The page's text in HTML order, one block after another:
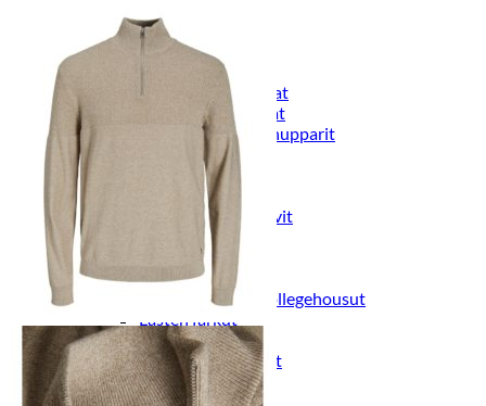
Lasten paidat
Lasten paidat
Lasten kauluspaidat
Lasten trikoopaidat
Lasten colleget ja hupparit
Lasten neuleet
Lasten mekot ja hameet
Mekot ja hameet
Lasten puvut,bleiserit,liivit
Lasten housut
Lasten housut
Lasten trikoo-ja collegehousut
Lasten farkut
Lasten shortsit
Lasten juhlahousut
Yöasut ja kylpytakit
Lasten yöpaidat